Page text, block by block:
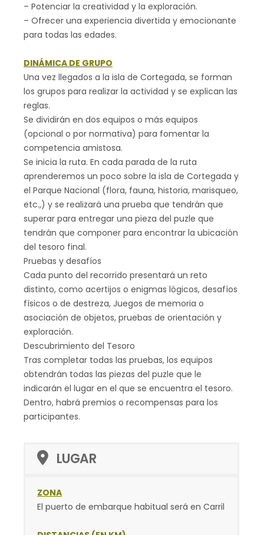
– Potenciar la creatividad y la exploración.
– Ofrecer una experiencia divertida y emocionante
para todas las edades.
DINÁMICA DE GRUPO
Una vez llegados a la isla de Cortegada, se forman
los grupos para realizar la actividad y se explican las
reglas.
Se dividirán en dos equipos o más equipos
(opcional o por normativa) para fomentar la
competencia amistosa.
Se inicia la ruta. En cada parada de la ruta
aprenderemos un poco sobre la isla de Cortegada y
el Parque Nacional (flora, fauna, historia, marisqueo,
etc.,) y se realizará una prueba que tendrán que
superar para entregar una pieza del puzle que
tendrán que componer para encontrar la ubicación
del tesoro final.
Pruebas y desafíos
Cada punto del recorrido presentará un reto
distinto, como acertijos o enigmas lógicos, desafíos
físicos o de destreza, Juegos de memoria o
asociación de objetos, pruebas de orientación y
exploración.
Descubrimiento del Tesoro
Tras completar todas las pruebas, los equipos
obtendrán todas las piezas del puzle que le
indicarán el lugar en el que se encuentra el tesoro.
Dentro, habrá premios o recompensas para los
participantes.
LUGAR
ZONA
El puerto de embarque habitual será en Carril